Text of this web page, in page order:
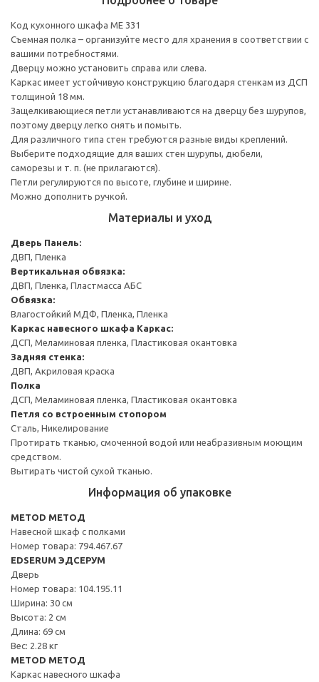
Код кухонного шкафа ME 331
Съемная полка – организуйте место для хранения в соответствии с
вашими потребностями.
Дверцу можно установить справа или слева.
Каркас имеет устойчивую конструкцию благодаря стенкам из ДСП
толщиной 18 мм.
Защелкивающиеся петли устанавливаются на дверцу без шурупов,
поэтому дверцу легко снять и помыть.
Для различного типа стен требуются разные виды креплений.
Выберите подходящие для ваших стен шурупы, дюбели,
саморезы и т. п. (не прилагаются).
Петли регулируются по высоте, глубине и ширине.
Можно дополнить ручкой.
Материалы и уход
Дверь Панель:
ДВП, Пленка
Вертикальная обвязка:
ДВП, Пленка, Пластмасса АБС
Обвязка:
Влагостойкий МДФ, Пленка, Пленка
Каркас навесного шкафа Каркас:
ДСП, Меламиновая пленка, Пластиковая окантовка
Задняя стенка:
ДВП, Акриловая краска
Полка
ДСП, Меламиновая пленка, Пластиковая окантовка
Петля со встроенным стопором
Сталь, Никелирование
Протирать тканью, смоченной водой или неабразивным моющим
средством.
Вытирать чистой сухой тканью.
Информация об упаковке
METOD МЕТОД
Навесной шкаф с полками
Номер товара: 794.467.67
EDSERUM ЭДСЕРУМ
Дверь
Номер товара: 104.195.11
Ширина: 30 см
Высота: 2 см
Длина: 69 см
Вес: 2.28 кг
METOD МЕТОД
Каркас навесного шкафа